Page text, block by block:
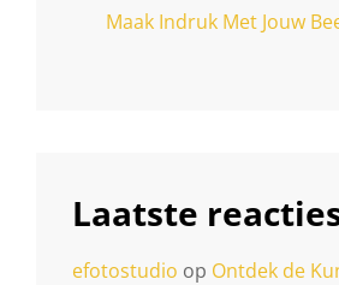
Maak Indruk Met Jouw
Laatste
efotostudio op Ontdek de